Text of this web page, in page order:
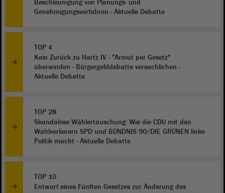
Beschleunigung von Planungs- und
Genehmigungsverfahren - Aktuelle Debatte
TOP 4
Kein Zurück zu Hartz IV - "Armut per Gesetz"
überwinden - Bürgergelddebatte versachlichen -
Aktuelle Debatte
TOP 28
Skandalöse Wählertäuschung: Wie die CDU mit den
Wahlverlierern SPD und BÜNDNIS 90/DIE GRÜNEN linke
Politik macht - Aktuelle Debatte
TOP 10
Entwurf eines Fünften Gesetzes zur Änderung des